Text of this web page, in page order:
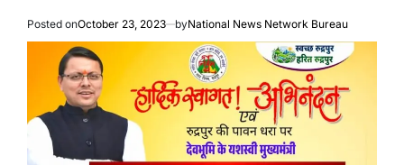
Posted onOctober 23, 2023 byNational News Network Bureau